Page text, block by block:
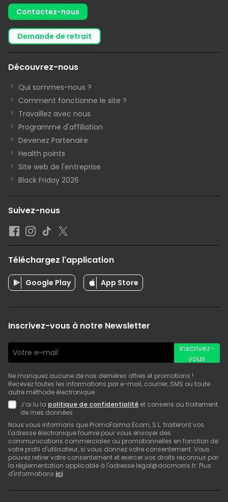
Contactez-nous
demande de retrait
Découvrez-nous
Qui sommes-nous ?
Comment fonctionne le site ?
Travaillez avec nous
Programme d'affiliation
Devenez Partenaire
Health points
Site web de l'entreprise
Black Friday 2026
Suivez-nous
Téléchargez l'application
Google Play App Store
Inscrivez-vous à notre Newsletter
Inscrivez-
vous
Ne manquez aucune de nos dernières offres et promotions !
Recevez toutes les informations par e-mail, courrier, SMS ou toute
autre méthode électronique
J’ai lu la politique de confidentialité et consens au traitement
de mes données
Nous vous informons que PromoFarma Ecom, S.L. traiteront vos
l'adresse électronique fournie pour vous envoyer des
communications commerciales ou promotionnelles en fonction de
votre profil d'utilisateur, si vous donnez votre consentement. Vous
pouvez retirer votre consentement et exercer vos droits reconnus par
la réglementation applicable à l'adresse legal@docmorris.fr. Plus
d'informations ici.